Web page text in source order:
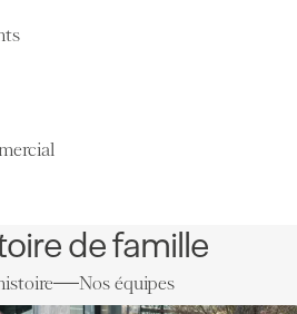
de famille
Nos équipes